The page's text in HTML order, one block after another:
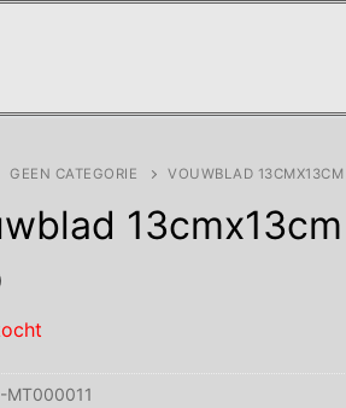
GEEN CATEGORIE VOUWBLAD
MT000011